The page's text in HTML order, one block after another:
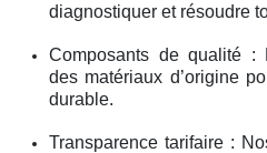
diagnostiquer et résoudre
Composants de qualité :
des matériaux d’origine
durable.
Transparence tarifaire :